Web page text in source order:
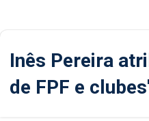
Inês Pereira
de FPF e